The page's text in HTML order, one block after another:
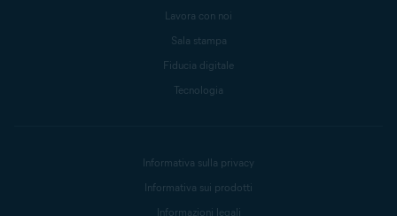
Lavora con noi
Sala stampa
Fiducia digitale
Tecnologia
Informativa sulla privacy
Informativa sui prodotti
Informazioni legali